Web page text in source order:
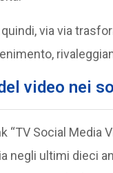
via via
video nei
“TV Social Media
negli ultimi dieci